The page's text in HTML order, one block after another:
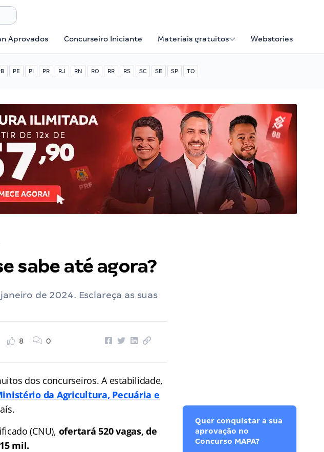
Aprovados Concurseiro Iniciante Materiais gratuitos Webstories
PE PI PR RJ RN RO RR RS SC SE SP TO
sabe até agora?
de 2024. Esclareça as suas
8 0
dos concurseiros. A estabilidade,
da Agricultura, Pecuária e
(CNU), ofertará 520 vagas, de
mil.
Quer conquistar a sua
aprovação no
Concurso MAPA?